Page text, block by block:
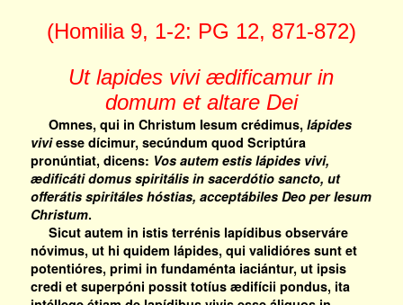
(Homilia 9, 1-2: PG 12, 871-872)
Ut lapides vivi ædificamur in
domum et altare Dei
Omnes, qui in Christum Iesum crédimus, lápides
viviesse dícimur, secúndum quod Scriptúra
pronúntiat, dicens: Vos autem estis lápides vivi,
ædificáti domus spiritális in sacerdótio sancto, ut
offerátis spiritáles hóstias, acceptábiles Deo per Iesum
Christum.
Sicut autem in istis terrénis lapídibus observáre
nóvimus, ut hi quidem lápides, qui validióres sunt et
potentióres, primi in fundaménta iaciántur, ut ipsis
credi et superpóni possit totíus ædifícii pondus, ita